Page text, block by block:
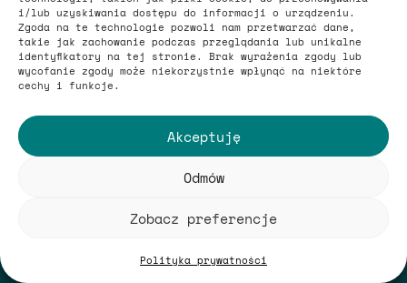
i/lub uzyskiwania dostępu do informacji o urządzeniu.
Zgoda na te technologie pozwoli nam przetwarzać dane,
takie jak zachowanie podczas przeglądania lub unikalne
identyfikatory na tej stronie. Brak wyrażenia zgody lub
wycofanie zgody może niekorzystnie wpłynąć na niektóre
cechy i funkcje.
Akceptuję
Odmów
Zobacz preferencje
Polityka prywatności
Wszystko na temat danych
QAbird® 2026. Wszelkie prawa zastrzeżone.
Starannie zaprojektowane przezEmpire Creative